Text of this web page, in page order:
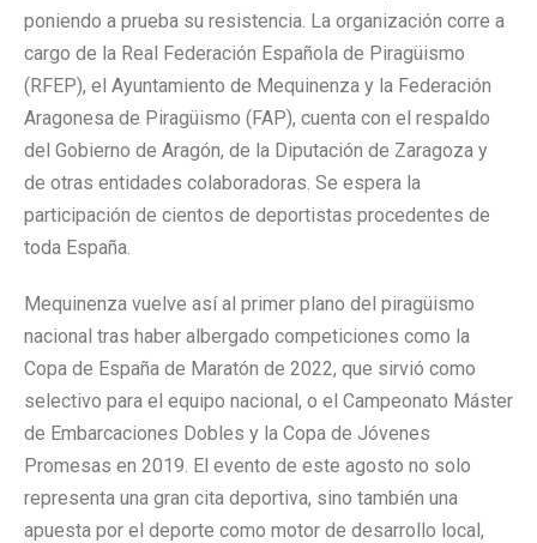
poniendo a prueba su resistencia. La organización corre a
cargo de la Real Federación Española de Piragüismo
(RFEP), el Ayuntamiento de Mequinenza y la Federación
Aragonesa de Piragüismo (FAP), cuenta con el respaldo
del Gobierno de Aragón, de la Diputación de Zaragoza y
de otras entidades colaboradoras. Se espera la
participación de cientos de deportistas procedentes de
toda España.
Mequinenza vuelve así al primer plano del piragüismo
nacional tras haber albergado competiciones como la
Copa de España de Maratón de 2022, que sirvió como
selectivo para el equipo nacional, o el Campeonato Máster
de Embarcaciones Dobles y la Copa de Jóvenes
Promesas en 2019. El evento de este agosto no solo
representa una gran cita deportiva, sino también una
apuesta por el deporte como motor de desarrollo local,